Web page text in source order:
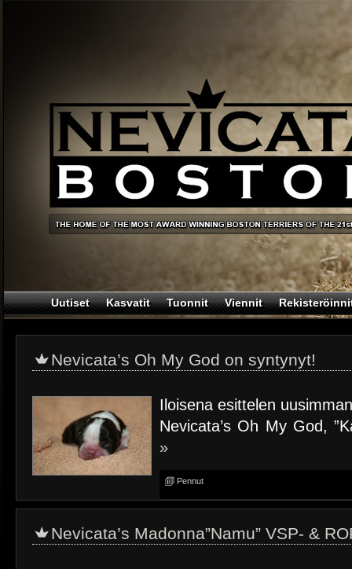
Uutiset Kasvatit Tuonnit Viennit
Nevicata’s Oh My God on syntynyt!
Iloisena esittelen
Nevicata’s Oh My God,
»
Pennut
Nevicata’s Madonna”Namu” VSP- &